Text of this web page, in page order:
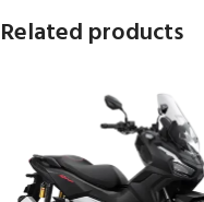
Related products